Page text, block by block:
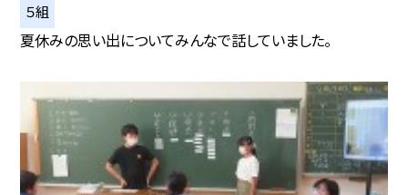
５組
夏休みの思い出についてみんなで話していました。